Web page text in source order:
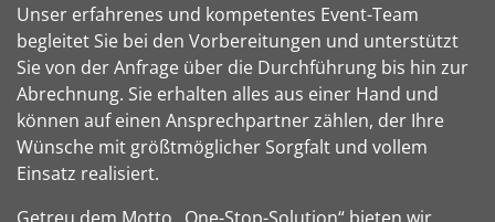
Unser erfahrenes und kompetentes Event-Team
begleitet Sie bei den Vorbereitungen und unterstützt
Sie von der Anfrage über die Durchführung bis hin zur
Abrechnung. Sie erhalten alles aus einer Hand und
können auf einen Ansprechpartner zählen, der Ihre
Wünsche mit größtmöglicher Sorgfalt und vollem
Einsatz realisiert.